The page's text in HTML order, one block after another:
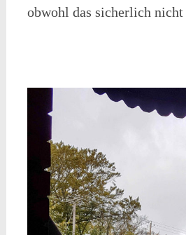
obwohl das sicherlich